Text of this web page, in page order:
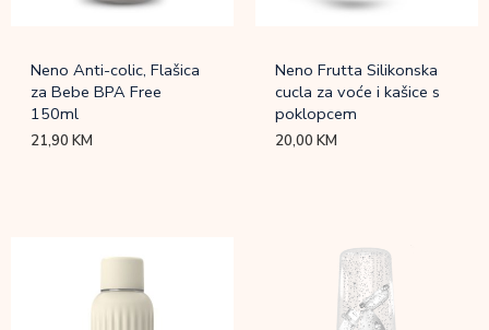
Neno Anti-colic, Flašica
za Bebe BPA Free
150ml
21,90KM
Neno Frutta Silikonska
cucla za voće i kašice s
poklopcem
20,00KM